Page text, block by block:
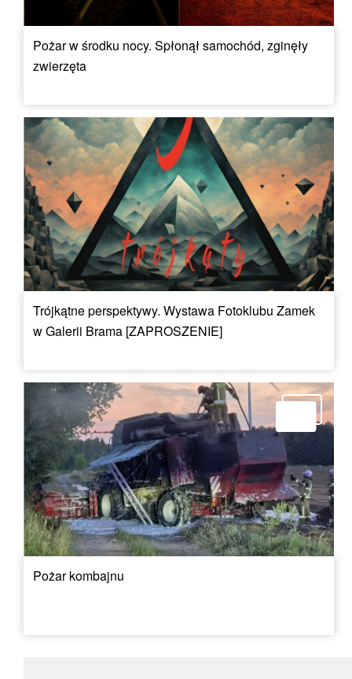
Pożar w środku nocy. Spłonął samochód, zginęły
zwierzęta
Trójkątne perspektywy. Wystawa Fotoklubu Zamek
w Galerii Brama [ZAPROSZENIE]
Pożar kombajnu